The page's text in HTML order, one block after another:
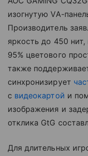
изогнутую VA-
Производитель
яркость до 450
95% цветового
также
синхронизирует
с видеокартой и
изображения и
отклика GtG
Для длительных